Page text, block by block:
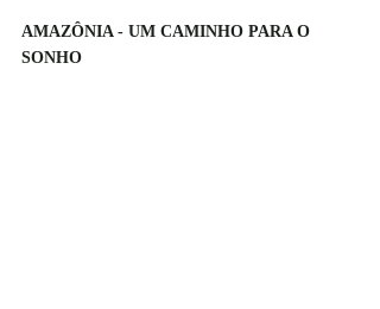
AMAZÔNIA - UM CAMINHO PARA O
SONHO